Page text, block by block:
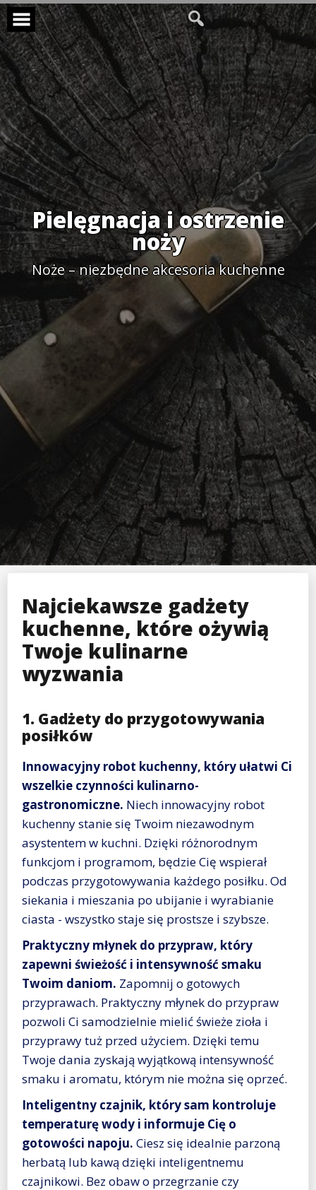
Skip
to
content
Pielęgnacja i ostrzenie
noży
Noże – niezbędne akcesoria kuchenne
Najciekawsze gadżety
kuchenne, które ożywią
Twoje kulinarne
wyzwania
1. Gadżety do przygotowywania
posiłków
Innowacyjny robot kuchenny, który ułatwi Ci
wszelkie czynności kulinarno-
gastronomiczne. Niech innowacyjny robot
kuchenny stanie się Twoim niezawodnym
asystentem w kuchni. Dzięki różnorodnym
funkcjom i programom, będzie Cię wspierał
podczas przygotowywania każdego posiłku. Od
siekania i mieszania po ubijanie i wyrabianie
ciasta - wszystko staje się prostsze i szybsze.
Praktyczny młynek do przypraw, który
zapewni świeżość i intensywność smaku
Twoim daniom. Zapomnij o gotowych
przyprawach. Praktyczny młynek do przypraw
pozwoli Ci samodzielnie mielić świeże zioła i
przyprawy tuż przed użyciem. Dzięki temu
Twoje dania zyskają wyjątkową intensywność
smaku i aromatu, którym nie można się oprzeć.
Inteligentny czajnik, który sam kontroluje
temperaturę wody i informuje Cię o
gotowości napoju. Ciesz się idealnie parzoną
herbatą lub kawą dzięki inteligentnemu
czajnikowi. Bez obaw o przegrzanie czy